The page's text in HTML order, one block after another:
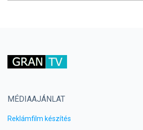
MÉDIAAJÁNLAT
Reklámfilm készítés